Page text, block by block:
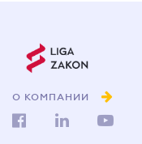
О КОМПАНИИ